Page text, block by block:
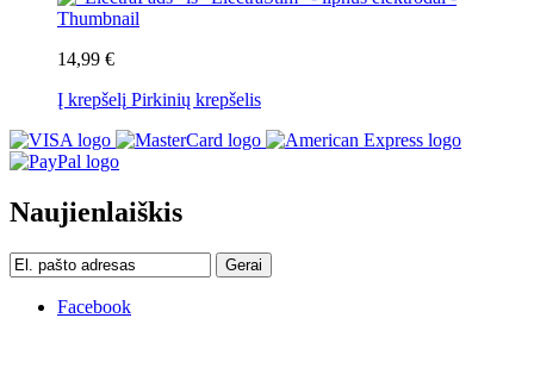
14,99 €
Į krepšelį Pirkinių krepšelis
Naujienlaiškis
Gerai
Facebook